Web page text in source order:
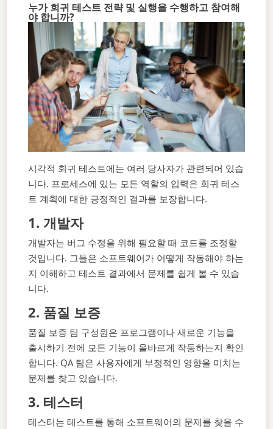
누가 회귀 테스트 전략 및 실행을 수행하고 참여해
야 합니까?
시각적 회귀 테스트에는 여러 당사자가 관련되어 있습
니다. 프로세스에 있는 모든 역할의 입력은 회귀 테스
트 계획에 대한 긍정적인 결과를 보장합니다.
1. 개발자
개발자는 버그 수정을 위해 필요할 때 코드를 조정할
것입니다. 그들은 소프트웨어가 어떻게 작동해야 하는
지 이해하고 테스트 결과에서 문제를 쉽게 볼 수 있습
니다.
2. 품질 보증
품질 보증 팀 구성원은 프로그램이나 새로운 기능을
출시하기 전에 모든 기능이 올바르게 작동하는지 확인
합니다. QA 팀은 사용자에게 부정적인 영향을 미치는
문제를 찾고 있습니다.
3. 테스터
테스터는 테스트를 통해 소프트웨어의 문제를 찾을 수